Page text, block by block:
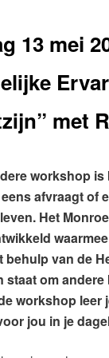
13 mei
met
workshop
afvraagt of
Het
behulp van de
staat om
workshop leer
jou in je